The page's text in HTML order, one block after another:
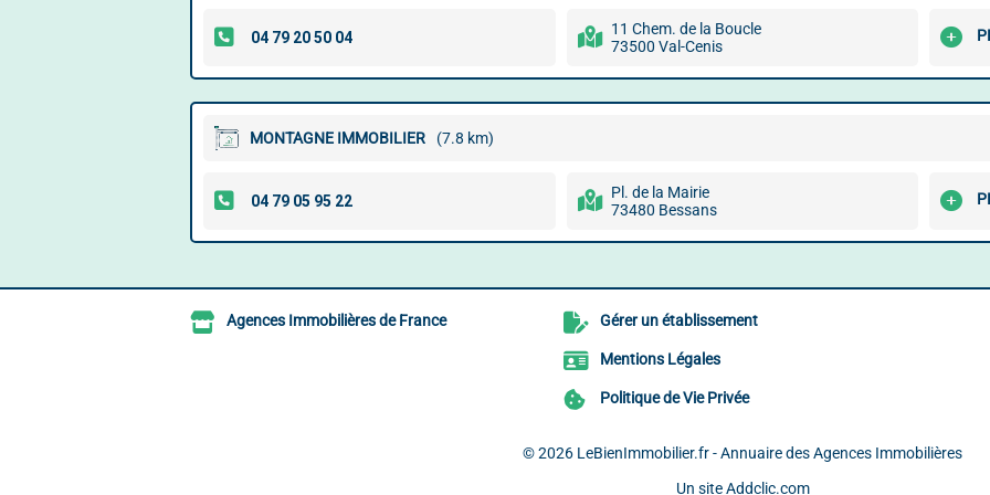
11 Chem. de la Boucle
73500 Val-Cenis
MONTAGNE IMMOBILIER (7.8 km)
Pl. de la Mairie
73480 Bessans
Agences Immobilières de France Gérer un établissement
Mentions Légales
Politique de Vie Privée
© 2026 LeBienImmobilier.fr - Annuaire des Agences Immobilières
Un site Addclic.com